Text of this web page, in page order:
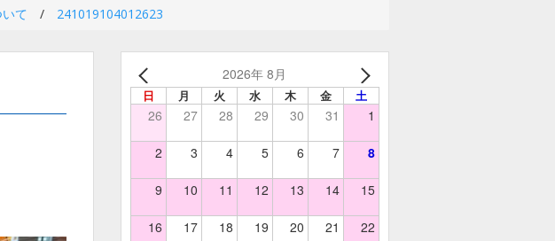
て / 241019104012623
2026年 8月
日 月 火 水 木 金 土
26 27 28 29 30 31 1
2 3 4 5 6 7 8
9 10 11 12 13 14 15
16 17 18 19 20 21 22